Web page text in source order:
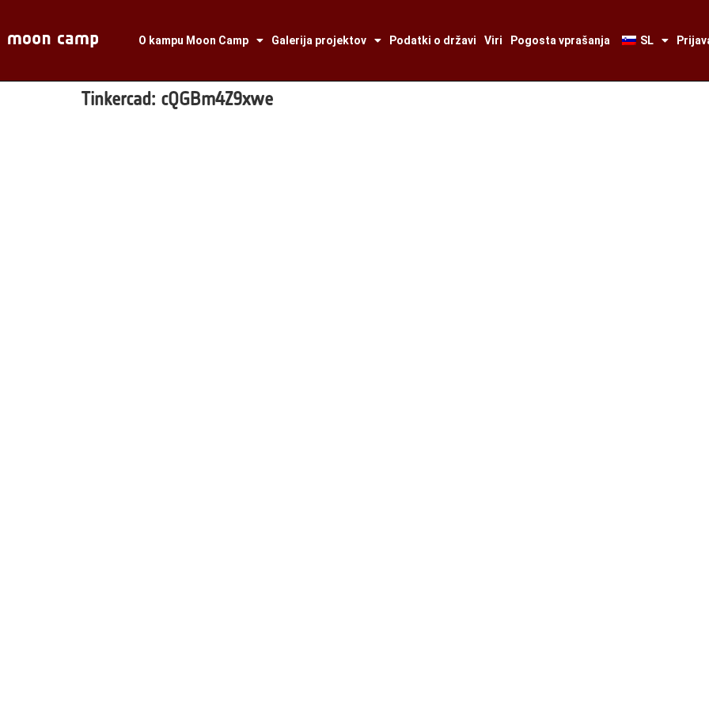
O kampu Moon Camp Galerija projektov Podatki o državi Viri Pogosta vprašanja SL
Tinkercad: cQGBm4Z9xwe